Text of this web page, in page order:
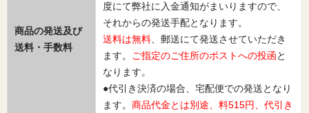
商品の発送及び
送料・手数料
度にて弊社に入金通知がまいりますので、
それからの発送手配となります。
送料は無料 、郵送にて発送させていただき
ます。
ご指定のご住所のポストへの投函と
なります。
●代引き決済の場合、宅配便での発送となり
ます。 商品代金とは別途、料515円、代引き